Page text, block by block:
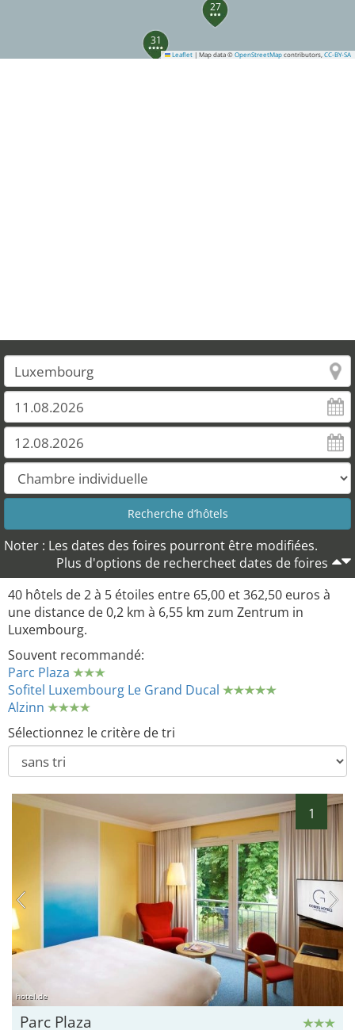
27
31
Leaflet | Map data © OpenStreetMap contributors, CC-BY-SA
Noter : Les dates des foires pourront être modifiées.
Plus d'options de rechercheet dates de foires
40 hôtels de 2 à 5 étoiles entre 65,00 et 362,50 euros à
une distance de 0,2 km à 6,55 km zum Zentrum in
Luxembourg.
Souvent recommandé:
Parc Plaza
Sofitel Luxembourg Le Grand Ducal
Alzinn
Sélectionnez le critère de tri
1
hotel.de
Parc Plaza